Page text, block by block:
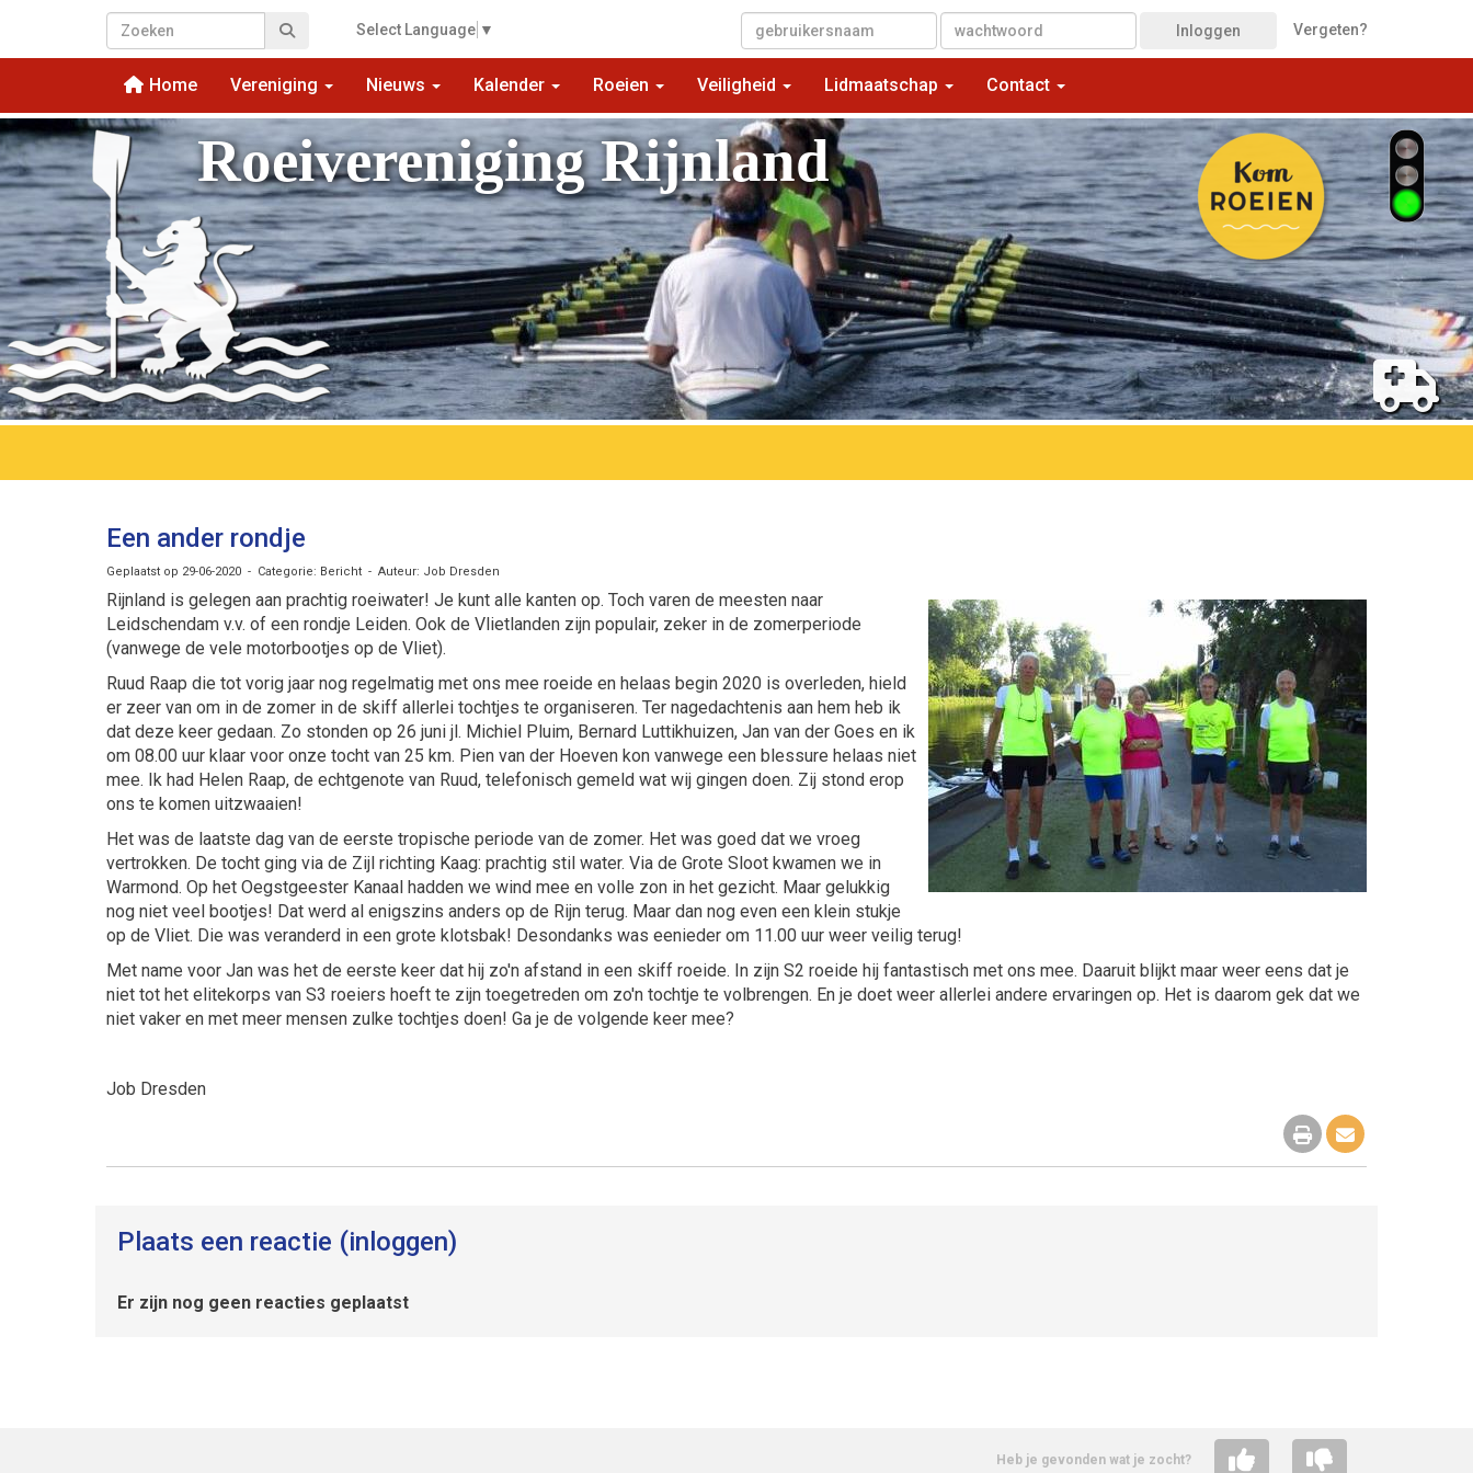
Select Language ▼ Inloggen Vergeten?
Home Vereniging Nieuws Kalender Roeien Veiligheid Lidmaatschap Contact
Roeivereniging Rijnland
Een ander rondje
Geplaatst op 29-06-2020 - Categorie: Bericht - Auteur: Job Dresden
Rijnland is gelegen aan prachtig roeiwater! Je kunt alle kanten op. Toch varen de meesten naar
Leidschendam v.v. of een rondje Leiden. Ook de Vlietlanden zijn populair, zeker in de zomerperiode
(vanwege de vele motorbootjes op de Vliet).
Ruud Raap die tot vorig jaar nog regelmatig met ons mee roeide en helaas begin 2020 is overleden, hield
er zeer van om in de zomer in de skiff allerlei tochtjes te organiseren. Ter nagedachtenis aan hem heb ik
dat deze keer gedaan. Zo stonden op 26 juni jl. Michiel Pluim, Bernard Luttikhuizen, Jan van der Goes en ik
om 08.00 uur klaar voor onze tocht van 25 km. Pien van der Hoeven kon vanwege een blessure helaas niet
mee. Ik had Helen Raap, de echtgenote van Ruud, telefonisch gemeld wat wij gingen doen. Zij stond erop
ons te komen uitzwaaien!
Het was de laatste dag van de eerste tropische periode van de zomer. Het was goed dat we vroeg
vertrokken. De tocht ging via de Zijl richting Kaag: prachtig stil water. Via de Grote Sloot kwamen we in
Warmond. Op het Oegstgeester Kanaal hadden we wind mee en volle zon in het gezicht. Maar gelukkig
nog niet veel bootjes! Dat werd al enigszins anders op de Rijn terug. Maar dan nog even een klein stukje
op de Vliet. Die was veranderd in een grote klotsbak! Desondanks was eenieder om 11.00 uur weer veilig terug!
Met name voor Jan was het de eerste keer dat hij zo'n afstand in een skiff roeide. In zijn S2 roeide hij fantastisch met ons mee. Daaruit blijkt maar weer eens dat je
niet tot het elitekorps van S3 roeiers hoeft te zijn toegetreden om zo'n tochtje te volbrengen. En je doet weer allerlei andere ervaringen op. Het is daarom gek dat we
niet vaker en met meer mensen zulke tochtjes doen! Ga je de volgende keer mee?
Job Dresden
Plaats een reactie (inloggen)
Er zijn nog geen reacties geplaatst
Heb je gevonden wat je zocht?